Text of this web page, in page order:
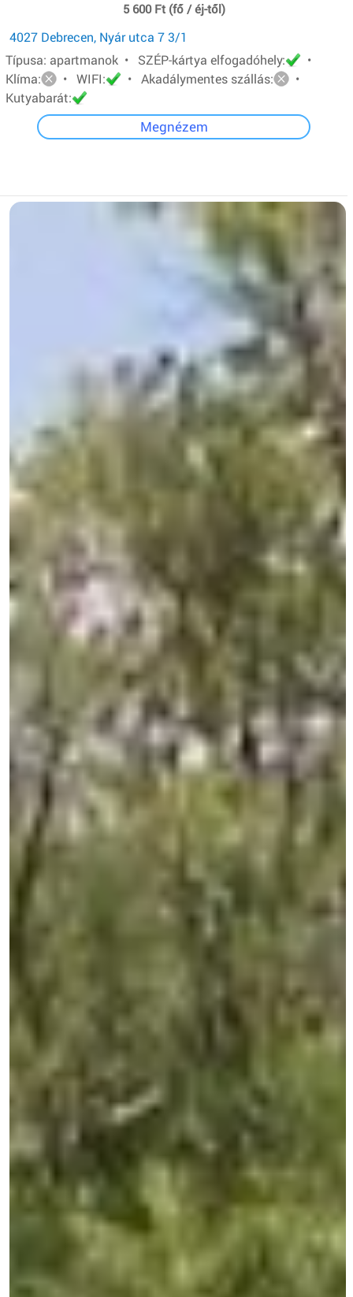
5 600 Ft (fő / éj-től)
4027 Debrecen, Nyár utca 7 3/1
Típusa: apartmanok • SZÉP-kártya elfogadóhely:
•
Klíma:
• WIFI: • Akadálymentes szállás:
•
Kutyabarát:
Megnézem